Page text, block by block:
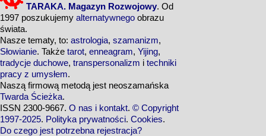
TARAKA. Magazyn Rozwojowy. Od
1997 poszukujemy alternatywnego obrazu
świata.
Nasze tematy, to: astrologia, szamanizm,
Słowianie. Także tarot, enneagram, Yijing,
tradycje duchowe, transpersonalizm i techniki
pracy z umysłem.
Naszą firmową metodą jest neoszamańska
Twarda Ścieżka.
ISSN 2300-9667. O nas i kontakt. © Copyright
1997-2025. Polityka prywatności. Cookies.
Do czego jest potrzebna rejestracja?